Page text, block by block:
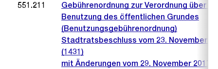
551.211
Gebührenordnung zur Verordnung über
Benutzung des öffentlichen Grundes
(Benutzungsgebührenordnung)
Stadtratsbeschluss vom 23. November
(1431)
mit Änderungen vom 29. November 2017